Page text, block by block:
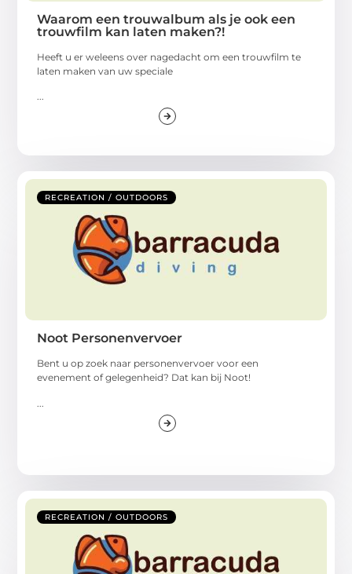
Waarom een trouwalbum als je ook een
trouwfilm kan laten maken?!
Heeft u er weleens over nagedacht om een trouwfilm te
laten maken van uw speciale
...
RECREATION / OUTDOORS
Noot Personenvervoer
Bent u op zoek naar personenvervoer voor een
evenement of gelegenheid? Dat kan bij Noot!
RECREATION / OUTDOORS